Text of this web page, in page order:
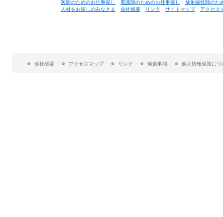
医師のためのお仕事探し 看護師のためのお仕事探し
放射線技師のた
人材をお探しのみなさま
会社概要 リンク サイトマップ アクセス
会社概要 アクセスマップ リンク 免責事項 個人情報保護につ